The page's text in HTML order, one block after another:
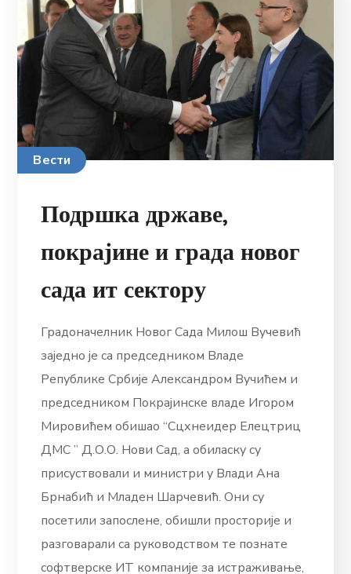
Вести
Подршка државе,
покрајине и града новог
сада ит сектору
Градоначелник Новог Сада Милош Вучевић
заједно је са председником Владе
Републике Србије Александром Вучићем и
председником Покрајинске владе Игором
Мировићем обишао “Сцхнеидер Елецтриц
ДМС ” Д.О.О. Нови Сад, а обиласку су
присуствовали и министри у Влади Ана
Брнабић и Младен Шарчевић. Они су
посетили запослене, обишли просторије и
разговарали са руководством те познате
софтверске ИТ компаније за истраживање,